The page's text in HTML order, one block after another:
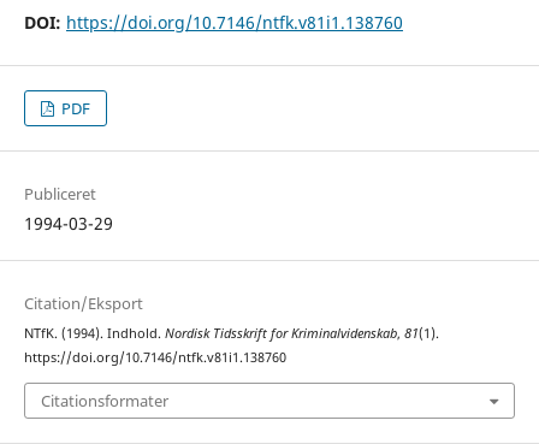
DOI: https://doi.org/10.7146/ntfk.v81i1.138760
PDF
Publiceret
1994-03-29
Citation/Eksport
NTfK. (1994). Indhold. Nordisk Tidsskrift for Kriminalvidenskab, 81(1).
https://doi.org/10.7146/ntfk.v81i1.138760
Citationsformater